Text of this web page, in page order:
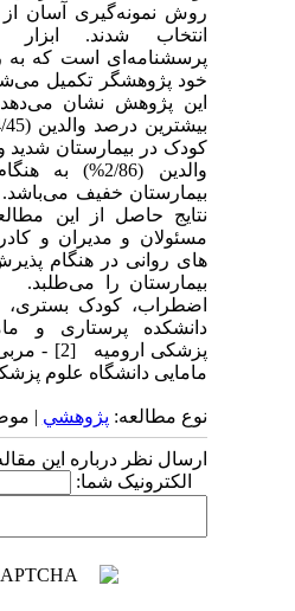
روش نمونه‌گیری آسان از
انتخاب شدند. ابزار
پرسشنامه‌ای است که به
خود پژوهشگر تکمیل می‌شد.
این پژوهش نشان
کودک در بیمارستان شدید
والدین (2/86%)
بیمارستان خفیف
نتایج حاصل از این
مسئولان و مدیران و
های روانی در هنگام
بیمارستان را می‌طلبد.
دانشکده پرستاری و
پزشکی
مامایی دانشگاه علوم پزشکی
نوع مطالعه:پژوهشي|
ارسال نظر درباره این
الکترونیک شما: